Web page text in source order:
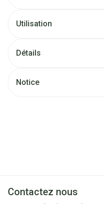
Utilisation
Détails
Notice
Contactez nous